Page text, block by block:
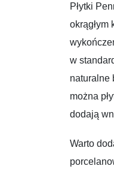
Płytki
okrągłym
w
naturalne
można
dodają
Warto